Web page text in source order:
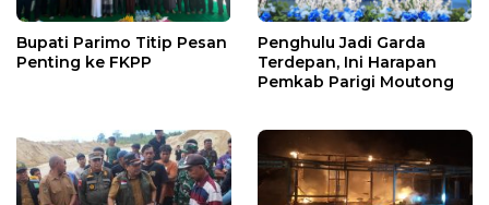
Bupati Parimo Titip Pesan
Penting ke FKPP
Penghulu Jadi Garda
Terdepan, Ini Harapan
Pemkab Parigi Moutong